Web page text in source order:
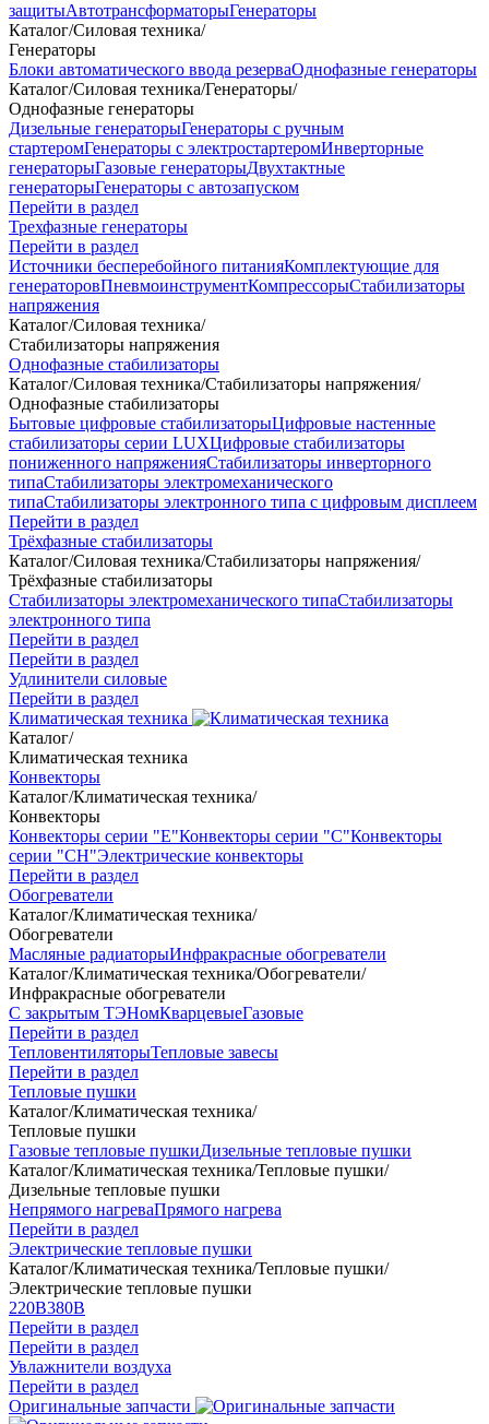
защитыАвтотрансформаторыГенераторы
Каталог/Силовая техника/
Генераторы
Блоки автоматического ввода резерваОднофазные генераторы
Каталог/Силовая техника/Генераторы/
Однофазные генераторы
Дизельные генераторыГенераторы с ручным
стартеромГенераторы с электростартеромИнверторные
генераторыГазовые генераторыДвухтактные
генераторыГенераторы с автозапуском
Перейти в раздел
Трехфазные генераторы
Перейти в раздел
Источники бесперебойного питанияКомплектующие для
генераторовПневмоинструментКомпрессорыСтабилизаторы
напряжения
Каталог/Силовая техника/
Стабилизаторы напряжения
Однофазные стабилизаторы
Каталог/Силовая техника/Стабилизаторы напряжения/
Однофазные стабилизаторы
Бытовые цифровые стабилизаторыЦифровые настенные
стабилизаторы серии LUXЦифровые стабилизаторы
пониженного напряженияСтабилизаторы инверторного
типаСтабилизаторы электромеханического
типаСтабилизаторы электронного типа с цифровым дисплеем
Перейти в раздел
Трёхфазные стабилизаторы
Каталог/Силовая техника/Стабилизаторы напряжения/
Трёхфазные стабилизаторы
Стабилизаторы электромеханического типаСтабилизаторы
электронного типа
Перейти в раздел
Перейти в раздел
Удлинители силовые
Перейти в раздел
Климатическая техника
Каталог/
Климатическая техника
Конвекторы
Каталог/Климатическая техника/
Конвекторы
Конвекторы серии "Е"Конвекторы серии "С"Конвекторы
серии "СН"Электрические конвекторы
Перейти в раздел
Обогреватели
Каталог/Климатическая техника/
Обогреватели
Масляные радиаторыИнфракрасные обогреватели
Каталог/Климатическая техника/Обогреватели/
Инфракрасные обогреватели
С закрытым ТЭНомКварцевыеГазовые
Перейти в раздел
ТепловентиляторыТепловые завесы
Перейти в раздел
Тепловые пушки
Каталог/Климатическая техника/
Тепловые пушки
Газовые тепловые пушкиДизельные тепловые пушки
Каталог/Климатическая техника/Тепловые пушки/
Дизельные тепловые пушки
Непрямого нагреваПрямого нагрева
Перейти в раздел
Электрические тепловые пушки
Каталог/Климатическая техника/Тепловые пушки/
Электрические тепловые пушки
220В380В
Перейти в раздел
Перейти в раздел
Увлажнители воздуха
Перейти в раздел
Оригинальные запчасти